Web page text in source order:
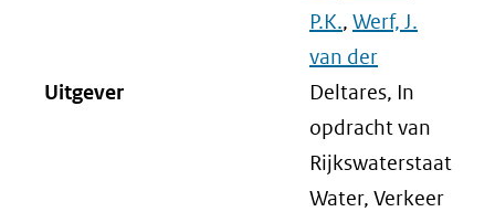
P.K., Werf, J.
van der
Uitgever
Deltares, In
opdracht van
Rijkswaterstaat
Water, Verkeer